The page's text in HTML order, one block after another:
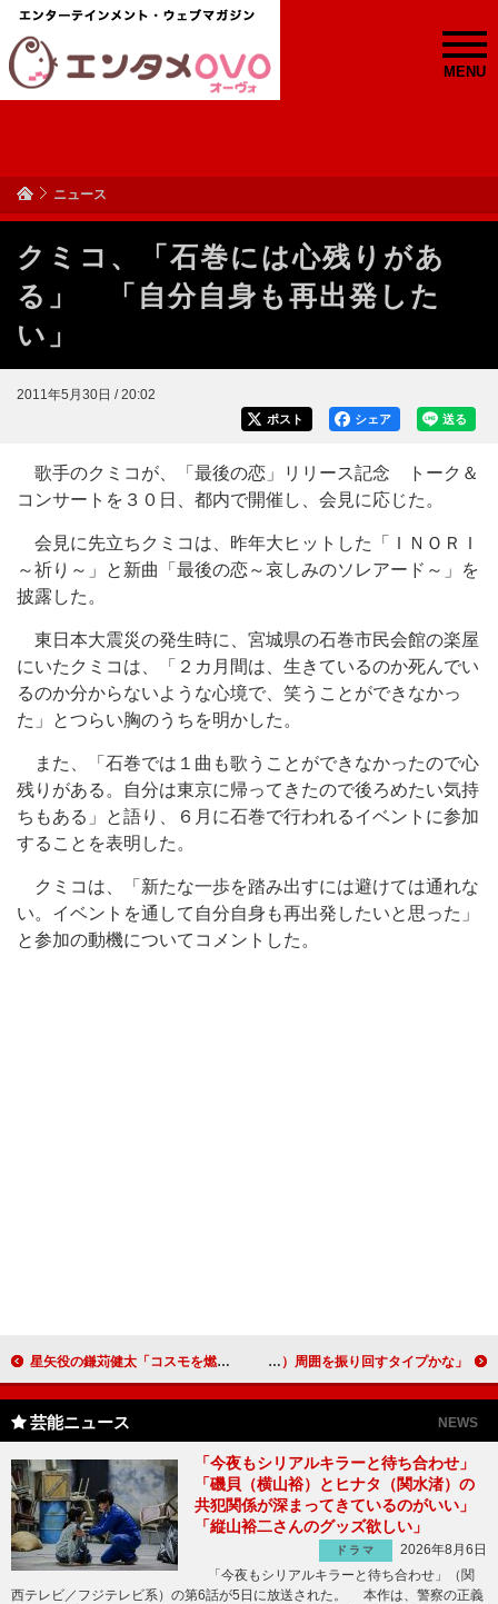
MENU
ニュース
クミコ、「石巻には心残りがあ
る」 「自分自身も再出発した
い」
2011年5月30日 / 20:02
送る
シェア
ポスト
歌手のクミコが、「最後の恋」リリース記念 トーク＆
コンサートを３０日、都内で開催し、会見に応じた。
会見に先立ちクミコは、昨年大ヒットした「ＩＮＯＲＩ
～祈り～」と新曲「最後の恋～哀しみのソレアード～」を
披露した。
東日本大震災の発生時に、宮城県の石巻市民会館の楽屋
にいたクミコは、「２カ月間は、生きているのか死んでい
るのか分からないような心境で、笑うことができなかっ
た」とつらい胸のうちを明かした。
また、「石巻では１曲も歌うことができなかったので心
残りがある。自分は東京に帰ってきたので後ろめたい気持
ちもある」と語り、６月に石巻で行われるイベントに参加
することを表明した。
クミコは、「新たな一歩を踏み出すには避けては通れな
い。イベントを通して自分自身も再出発したいと思った」
と参加の動機についてコメントした。
星矢役の鎌苅健太「コスモを燃やします」 ２７歳の鎌苅、舞台では１３歳の役になりきる決意 北川景子、「制服のシーンは、半目くらいで見て」 向井理、「（自分は）周囲を振り回すタイプかな」
芸能ニュース NEWS
「今夜もシリアルキラーと待ち合わせ」
「磯貝（横山裕）とヒナタ（関水渚）の
共犯関係が深まってきているのがいい」
「縦山裕二さんのグッズ欲しい」
ドラマ
2026年8月6日
「今夜もシリアルキラーと待ち合わせ」（関
西テレビ／フジテレビ系）の第6話が5日に放送された。 本作は、警察の正義